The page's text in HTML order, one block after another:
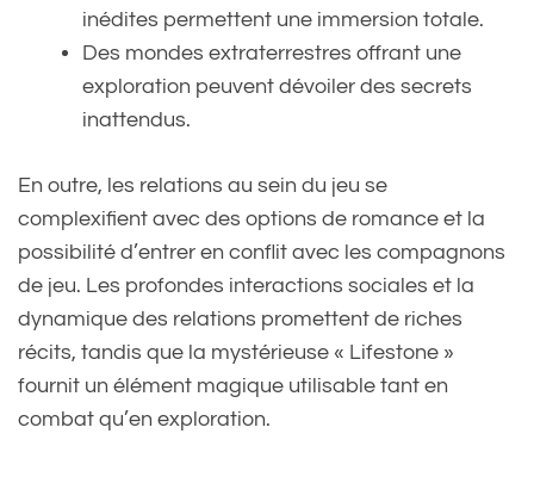
inédites permettent une immersion totale.
Des mondes extraterrestres offrant une
exploration peuvent dévoiler des secrets
inattendus.
En outre, les relations au sein du jeu se
complexifient avec des options de romance et la
possibilité d’entrer en conflit avec les compagnons
de jeu. Les profondes interactions sociales et la
dynamique des relations promettent de riches
récits, tandis que la mystérieuse « Lifestone »
fournit un élément magique utilisable tant en
combat qu’en exploration.